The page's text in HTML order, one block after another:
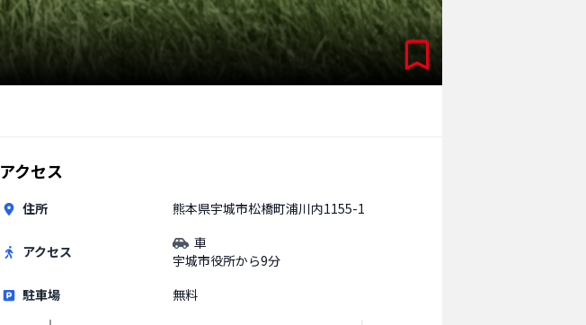
アクセス
住所 熊本県宇城市松橋町浦川内1155-1
アクセス
車
宇城市役所から9分
駐車場
無料